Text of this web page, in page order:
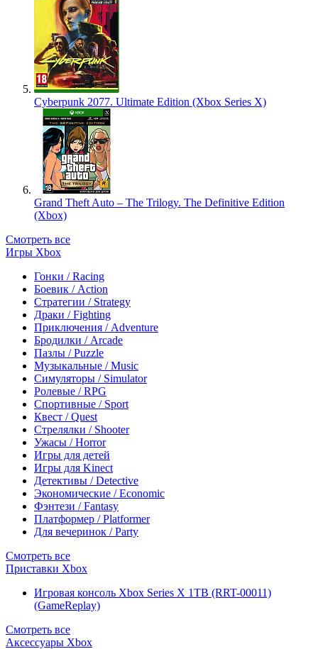
Cyberpunk 2077. Ultimate Edition (Xbox Series X)
Grand Theft Auto – The Trilogy. The Definitive Edition
(Xbox)
Смотреть все
Игры Xbox
Гонки / Racing
Боевик / Action
Стратегии / Strategy
Драки / Fighting
Приключения / Adventure
Бродилки / Arcade
Пазлы / Puzzle
Музыкальные / Music
Симуляторы / Simulator
Ролевые / RPG
Спортивные / Sport
Квест / Quest
Стрелялки / Shooter
Ужасы / Horror
Игры для детей
Игры для Kinect
Детективы / Detective
Экономические / Economic
Фэнтези / Fantasy
Платформер / Platformer
Для вечеринок / Party
Смотреть все
Приставки Xbox
Игровая консоль Xbox Series X 1TB (RRT-00011)
(GameReplay)
Смотреть все
Аксессуары Xbox